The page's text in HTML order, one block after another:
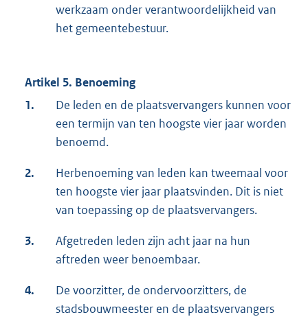
werkzaam onder verantwoordelijkheid van
het gemeentebestuur.
Artikel 5. Benoeming
1.
De leden en de plaatsvervangers kunnen voor
een termijn van ten hoogste vier jaar worden
benoemd.
2.
Herbenoeming van leden kan tweemaal voor
ten hoogste vier jaar plaatsvinden. Dit is niet
van toepassing op de plaatsvervangers.
3.
Afgetreden leden zijn acht jaar na hun
aftreden weer benoembaar.
4.
De voorzitter, de ondervoorzitters, de
stadsbouwmeester en de plaatsvervangers